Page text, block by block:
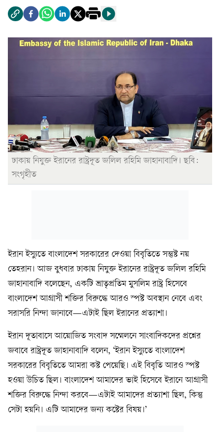
ঢাকায় নিযুক্ত ইরানের রাষ্ট্রদূত জলিল রহিমি জাহানাবাদি। ছবি:
সংগৃহীত
ইরান ইস্যুতে বাংলাদেশ সরকারের দেওয়া বিবৃতিতে সন্তুষ্ট নয়
তেহরান। আজ বুধবার ঢাকায় নিযুক্ত ইরানের রাষ্ট্রদূত জলিল রহিমি
জাহানাবাদি বলেছেন, একটি ভ্রাতৃপ্রতিম মুসলিম রাষ্ট্র হিসেবে
বাংলাদেশ আগ্রাসী শক্তির বিরুদ্ধে আরও স্পষ্ট অবস্থান নেবে এবং
সরাসরি নিন্দা জানাবে—এটাই ছিল ইরানের প্রত্যাশা।
ইরান দূতাবাসে আয়োজিত সংবাদ সম্মেলনে সাংবাদিকদের প্রশ্নের
জবাবে রাষ্ট্রদূত জাহানাবাদি বলেন, ‘ইরান ইস্যুতে বাংলাদেশ
সরকারের বিবৃতিতে আমরা কষ্ট পেয়েছি। এই বিবৃতি আরও স্পষ্ট
হওয়া উচিত ছিল। বাংলাদেশ আমাদের ভাই হিসেবে ইরানে আগ্রাসী
শক্তির বিরুদ্ধে নিন্দা করবে—এটাই আমাদের প্রত্যাশা ছিল, কিন্তু
সেটা হয়নি। এটি আমাদের জন্য কষ্টের বিষয়।’